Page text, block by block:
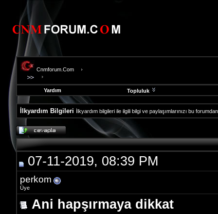
Cnmforum.Com
Yardım Topluluk
İlkyardım Bilgileri İlkyardım bilgileri ile ilgili bilgi ve paylaşımlarınızı bu
evooli
fethiye
escort
gaziantep
escort
gaziantep
escort
07-11-2019, 08:39 PM
perkom
Üye
Ani hapşırmaya dikkat